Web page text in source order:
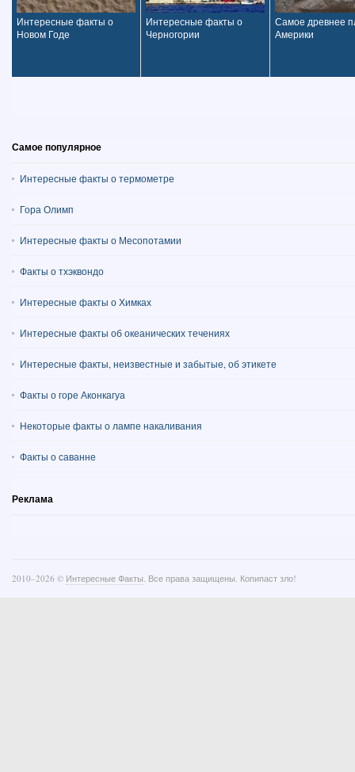
Интересные факты о
Новом Годе
Интересные факты о
Черногории
Самое древнее
Америки
Самое популярное
Интересные факты о термометре
Гора Олимп
Интересные факты о Месопотамии
Факты о тхэквондо
Интересные факты о Химках
Интересные факты об океанических течениях
Интересные факты, неизвестные и забытые, об этикете
Факты о горе Аконкагуа
Некоторые факты о лампе накаливания
Факты о саванне
Реклама
2010–2026 © Интересные Факты. Все права защищены. Копипаст зло!